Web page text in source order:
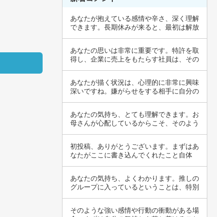
あなたが抱えている感情や辛さ、深く理解
できます。長期休みが来ると、最初は解放
あなたの思いは非常に重要です。特許を取
得し、企業に売上をもたらす社員は、その
あなたが描く状況は、心理的に非常に興味
深いですね。嫌がらせをする相手に自分の
あなたの気持ち、とても理解できます。お
母さんが心配しているからこそ、そのよう
初投稿、ありがとうございます。まずはあ
なたがここに書き込んでくれたこと自体
あなたの気持ち、よくわかります。推しの
グループに入っているということは、特別
そのような強い感情や行動の衝動がある場